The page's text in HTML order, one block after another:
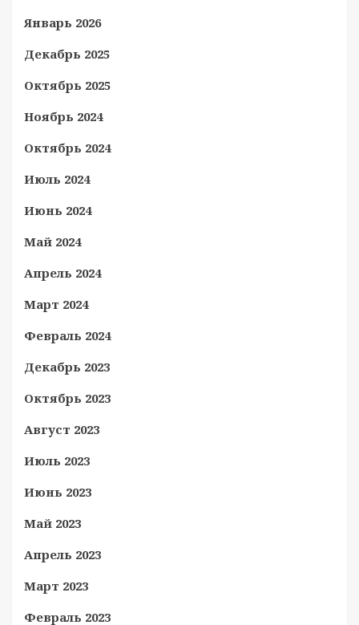
Январь 2026
Декабрь 2025
Октябрь 2025
Ноябрь 2024
Октябрь 2024
Июль 2024
Июнь 2024
Май 2024
Апрель 2024
Март 2024
Февраль 2024
Декабрь 2023
Октябрь 2023
Август 2023
Июль 2023
Июнь 2023
Май 2023
Апрель 2023
Март 2023
Февраль 2023